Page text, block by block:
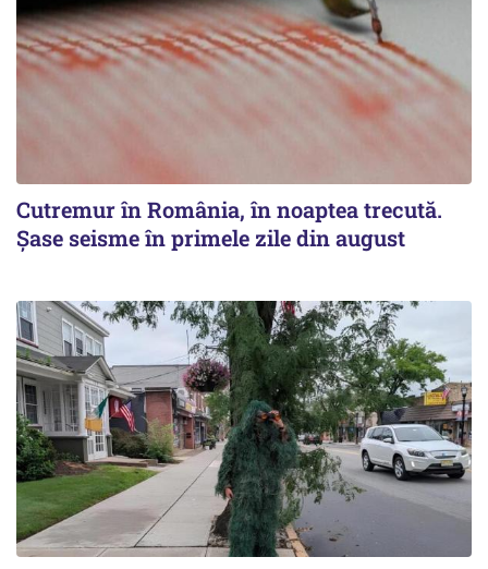
Cutremur în România, în noaptea trecută.
Șase seisme în primele zile din august